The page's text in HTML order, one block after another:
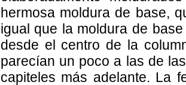
hermosa moldura de base,
igual que la moldura de
desde el centro de la
parecían un poco a las de
capiteles más adelante. La